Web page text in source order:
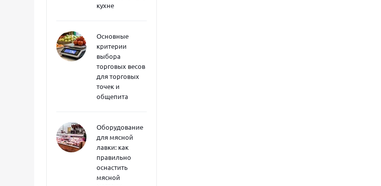
кухне
Основные
критерии
выбора
торговых весов
для торговых
точек и
общепита
Оборудование
для мясной
лавки: как
правильно
оснастить
мясной